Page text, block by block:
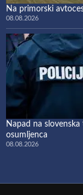
Na primorski
08.08.2026
Napad na
osumljenca
08.08.2026